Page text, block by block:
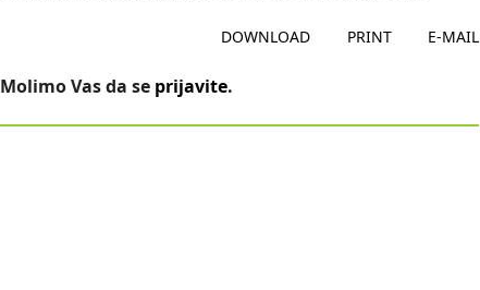
DOWNLOAD PRINT E-MAIL
Vas da se prijavite.